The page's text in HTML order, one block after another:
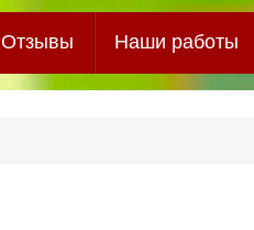
Отзывы Наши работы